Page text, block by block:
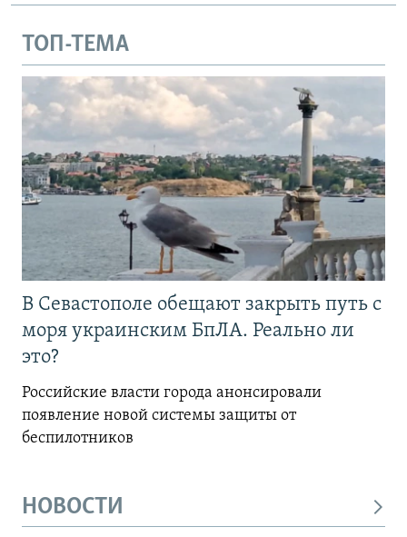
ТОП-ТЕМА
В Севастополе обещают закрыть путь с
моря украинским БпЛА. Реально ли
это?
Российские власти города анонсировали
появление новой системы защиты от
беспилотников
НОВОСТИ